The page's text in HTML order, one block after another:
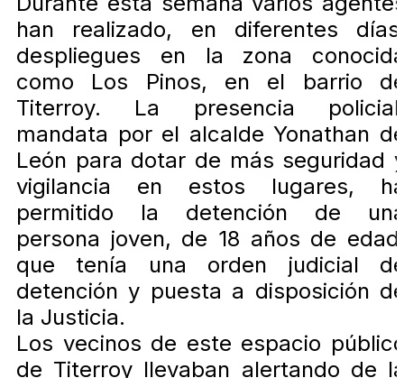
han realizado, en diferentes
despliegues en la zona
como Los Pinos, en el barrio
Titerroy. La presencia
mandata por el alcalde Yonathan
León para dotar de más seguridad
vigilancia en estos lugares,
permitido la detención de
persona joven, de 18 años de
que tenía una orden judicial
detención y puesta a disposición
la Justicia.
Los vecinos de este espacio
de Titerroy llevaban alertando de